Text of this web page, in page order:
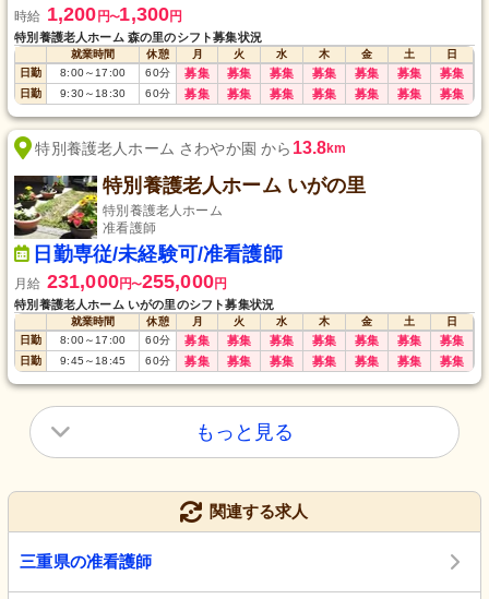
時給 1,200 円〜1,300円
特別養護老人ホーム 森の里のシフト募集状況
就業時間 休憩 月 火 水 木 金 土
日
日勤
8:00～17:00 60分 募集 募集 募集 募集 募集 募集 募集
日勤 9:30～18:30 60分 募集 募集 募集 募集 募集 募集 募集
特別養護老人ホーム さわやか園 から 13.8km
特別養護老人ホーム いがの里
特別養護老人ホーム
准看護師
日勤専従/未経験可/准看護師
月給 231,000円〜255,000円
特別養護老人ホーム いがの里のシフト募集状況
就業時間 休憩 月 火 水 木 金 土
日
日勤
8:00～17:00 60分 募集 募集 募集 募集 募集 募集 募集
日勤 9:45 ～18:45 60分 募集 募集 募集 募集 募集 募集 募集
もっと見る
関連する求人
三重県の准看護師